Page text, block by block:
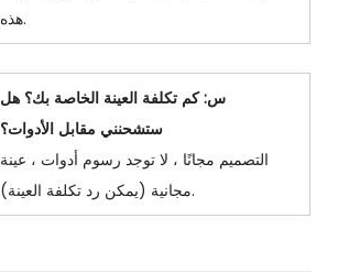
هذه.
س: كم تكلفة العينة الخاصة بك؟ هل
ستشحنني مقابل الأدوات؟
التصميم مجانًا ، لا توجد رسوم أدوات ، عينة
مجانية (يمكن رد تكلفة العينة).